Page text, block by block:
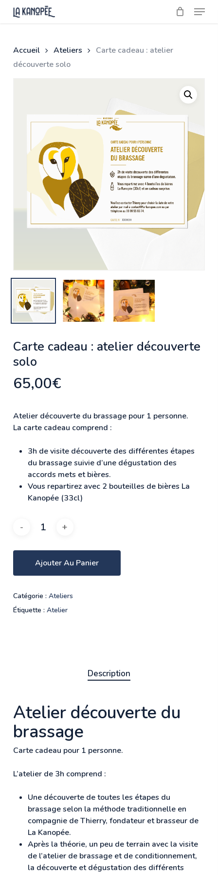
Skip
Menu
Accueil Ateliers
Carte cadeau : atelier
découverte solo
Carte cadeau : atelier découverte
solo
65,00€
Atelier découverte du brassage pour 1 personne.
La carte cadeau comprend :
3h de visite découverte des différentes étapes
du brassage suivie d’une dégustation des
accords mets et bières.
Vous repartirez avec 2 bouteilles de bières La
Kanopée (33cl)
Ajouter Au Panier
Catégorie : Ateliers
Étiquette : Atelier
Description
Atelier découverte du
brassage
Carte cadeau pour 1 personne.
L’atelier de 3h comprend :
Une découverte de toutes les étapes du
brassage selon la méthode traditionnelle en
compagnie de Thierry, fondateur et brasseur de
La Kanopée.
Après la théorie, un peu de terrain avec la visite
de l’atelier de brassage et de conditionnement,
la découverte et dégustation des différents